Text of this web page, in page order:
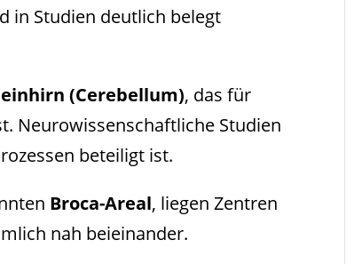
in Studien deutlich belegt
(Cerebellum), das für
Neurowissenschaftliche Studien
beteiligt ist.
Broca-Areal, liegen Zentren
nah beieinander.